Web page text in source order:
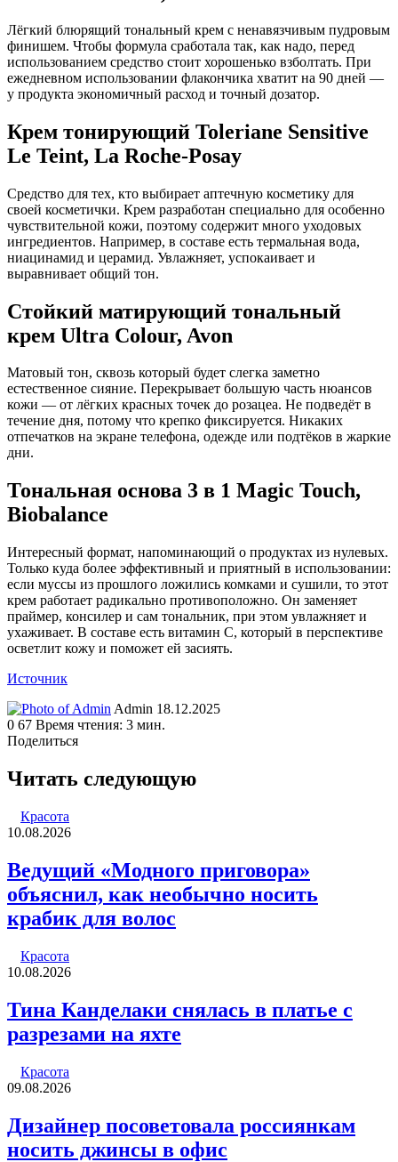
Лёгкий блюрящий тональный крем с ненавязчивым пудровым
финишем. Чтобы формула сработала так, как надо, перед
использованием средство стоит хорошенько взболтать. При
ежедневном использовании флакончика хватит на 90 дней —
у продукта экономичный расход и точный дозатор.
Крем тонирующий Toleriane Sensitive
Le Teint, La Roche-Posay
Средство для тех, кто выбирает аптечную косметику для
своей косметички. Крем разработан специально для особенно
чувствительной кожи, поэтому содержит много уходовых
ингредиентов. Например, в составе есть термальная вода,
ниацинамид и церамид. Увлажняет, успокаивает и
выравнивает общий тон.
Стойкий матирующий тональный
крем Ultra Colour, Avon
Матовый тон, сквозь который будет слегка заметно
естественное сияние. Перекрывает большую часть нюансов
кожи — от лёгких красных точек до розацеа. Не подведёт в
течение дня, потому что крепко фиксируется. Никаких
отпечатков на экране телефона, одежде или подтёков в жаркие
дни.
Тональная основа 3 в 1 Magic Touch,
Biobalance
Интересный формат, напоминающий о продуктах из нулевых.
Только куда более эффективный и приятный в использовании:
если муссы из прошлого ложились комками и сушили, то этот
крем работает радикально противоположно. Он заменяет
праймер, консилер и сам тональник, при этом увлажняет и
ухаживает. В составе есть витамин С, который в перспективе
осветлит кожу и поможет ей засиять.
Источник
Admin Send
an
18.12.2025
0 67 Время чтения: 3 мин.
Поделиться
через
электронную
Читать следующую
Красота
10.08.2026
Ведущий «Модного приговора»
объяснил, как необычно носить
крабик для волос
Красота
10.08.2026
Тина Канделаки снялась в платье с
разрезами на яхте
Красота
09.08.2026
Дизайнер посоветовала россиянкам
носить джинсы в офис